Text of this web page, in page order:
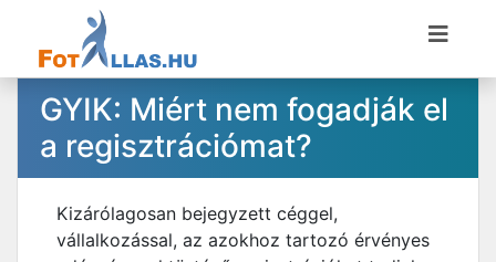
GYIK: Miért nem fogadják el
a regisztrációmat?
Kizárólagosan bejegyzett céggel,
vállalkozással, az azokhoz tartozó érvényes